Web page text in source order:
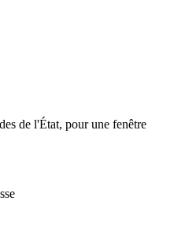
de l'État, pour une fenêtre